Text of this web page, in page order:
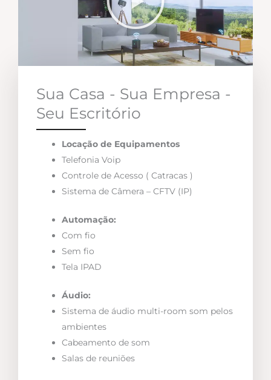
Sua Casa - Sua Empresa -
Seu Escritório
Locação de Equipamentos
Telefonia Voip
Controle de Acesso ( Catracas )
Sistema de Câmera – CFTV (IP)
Automação:
Com fio
Sem fio
Tela IPAD
Áudio:
Sistema de áudio multi-room som pelos
ambientes
Cabeamento de som
Salas de reuniões